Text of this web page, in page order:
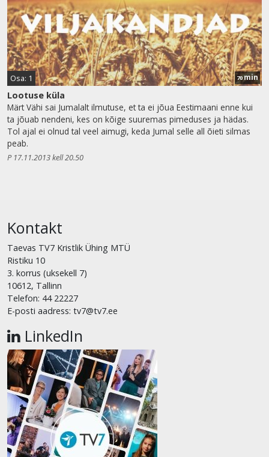
Osa: 1 70min
Lootuse küla
Märt Vähi sai Jumalalt ilmutuse, et ta ei jõua Eestimaani enne kui
ta jõuab nendeni, kes on kõige suuremas pimeduses ja hädas.
Tol ajal ei olnud tal veel aimugi, keda Jumal selle all õieti silmas
peab.
P 17.11.2013 kell 20.50
Kontakt
Taevas TV7 Kristlik Ühing MTÜ
Ristiku 10
3. korrus (uksekell 7)
10612, Tallinn
Telefon: 44 22227
E-posti aadress: tv7@tv7.ee
LinkedIn